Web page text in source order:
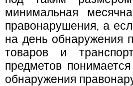
минимальная
правонарушения, а
на день обнаружения
товаров и
предметов
обнаружения